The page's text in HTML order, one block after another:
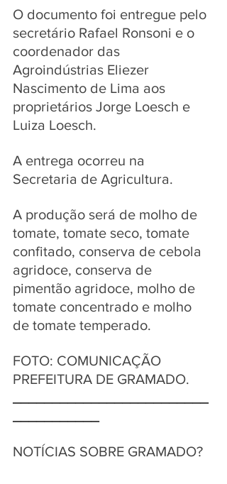
O documento foi entregue pelo
secretário Rafael Ronsoni e o
coordenador das
Agroindústrias Eliezer
Nascimento de Lima aos
proprietários Jorge Loesch e
Luiza Loesch.
A entrega ocorreu na
Secretaria de Agricultura.
A produção será de molho de
tomate, tomate seco, tomate
confitado, conserva de cebola
agridoce, conserva de
pimentão agridoce, molho de
tomate concentrado e molho
de tomate temperado.
FOTO: COMUNICAÇÃO
PREFEITURA DE GRAMADO.
NOTÍCIAS SOBRE GRAMADO?